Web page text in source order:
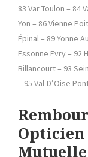
83 Var Toulon – 84
Yon – 86 Vienne
Épinal – 89 Yonne
Essonne Evry – 92
Billancourt – 93
– 95 Val-D’Oise
Opticien
Mutuelle